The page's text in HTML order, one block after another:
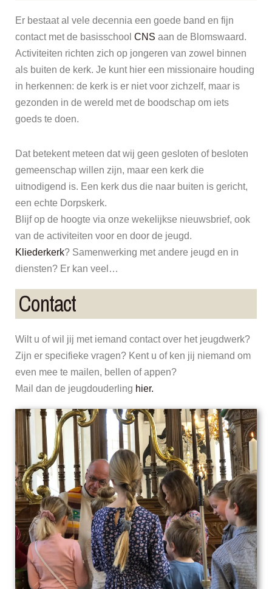
Er bestaat al vele decennia een goede band en fijn
contact met de basisschool CNS aan de Blomswaard.
Activiteiten richten zich op jongeren van zowel binnen
als buiten de kerk. Je kunt hier een missionaire houding
in herkennen: de kerk is er niet voor zichzelf, maar is
gezonden in de wereld met de boodschap om iets
goeds te doen.
Dat betekent meteen dat wij geen gesloten of besloten
gemeenschap willen zijn, maar een kerk die
uitnodigend is. Een kerk dus die naar buiten is gericht,
een echte Dorpskerk.
Blijf op de hoogte via onze wekelijkse nieuwsbrief, ook
van de activiteiten voor en door de jeugd.
Kliederkerk? Samenwerking met andere jeugd en in
diensten? Er kan veel…
Contact
Wilt u of wil jij met iemand contact over het jeugdwerk?
Zijn er specifieke vragen? Kent u of ken jij niemand om
even mee te mailen, bellen of appen?
Mail dan de jeugdouderling hier.